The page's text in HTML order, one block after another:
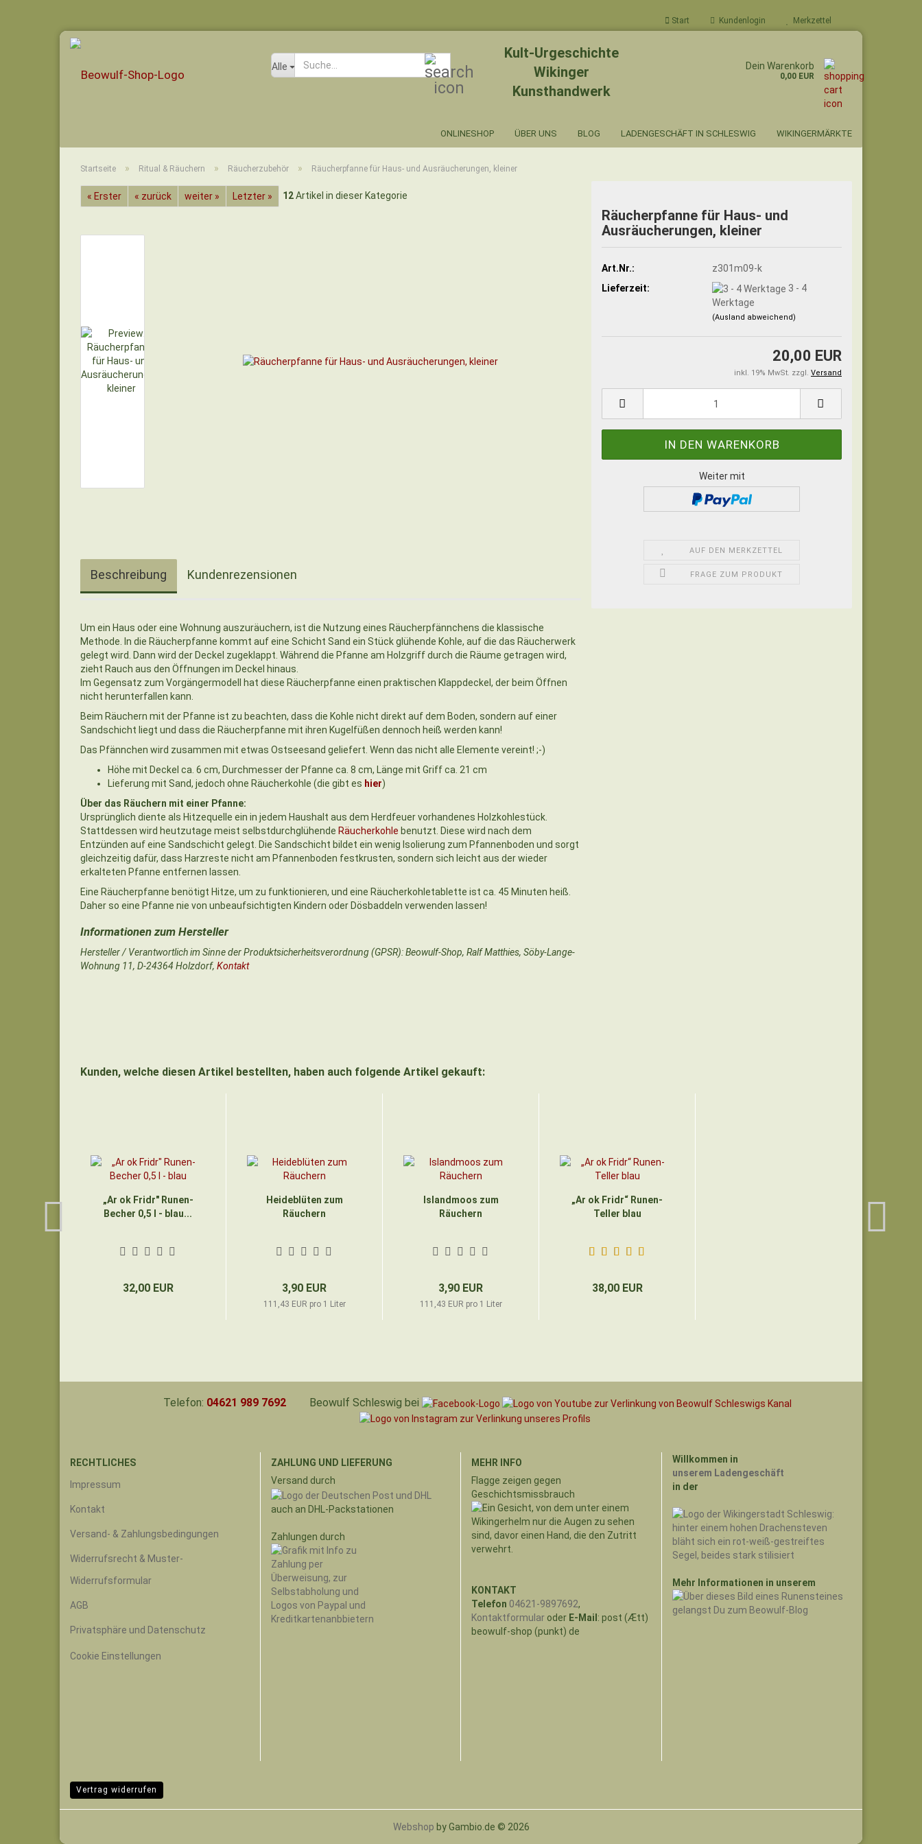
Start Kundenlogin Merkzettel
Alle
Kult-Urgeschichte
Wikinger
Kunsthandwerk
Dein Warenkorb
0,00 EUR
ONLINESHOP ÜBER UNS BLOG LADENGESCHÄFT IN SCHLESWIG WIKINGERMÄRKTE
Startseite » Ritual & Räuchern » Räucherzubehör » Räucherpfanne für Haus- und Ausräucherungen, kleiner
« Erster « zurück weiter » Letzter » 12Artikel in dieser Kategorie
Räucherpfanne für Haus- und
Ausräucherungen, kleiner
Art.Nr.:
z301m09-k
Lieferzeit:
3 - 4
Werktage
(Ausland abweichend)
20,00 EUR
inkl. 19% MwSt. zzgl. Versand
Weiter mit
AUF DEN MERKZETTEL
FRAGE ZUM PRODUKT
Beschreibung Kundenrezensionen
Um ein Haus oder eine Wohnung auszuräuchern, ist die Nutzung eines Räucherpfännchens die klassische
Methode. In die Räucherpfanne kommt auf eine Schicht Sand ein Stück glühende Kohle, auf die das Räucherwerk
gelegt wird. Dann wird der Deckel zugeklappt. Während die Pfanne am Holzgriff durch die Räume getragen wird,
zieht Rauch aus den Öffnungen im Deckel hinaus.
Im Gegensatz zum Vorgängermodell hat diese Räucherpfanne einen praktischen Klappdeckel, der beim Öffnen
nicht herunterfallen kann.
Beim Räuchern mit der Pfanne ist zu beachten, dass die Kohle nicht direkt auf dem Boden, sondern auf einer
Sandschicht liegt und dass die Räucherpfanne mit ihren Kugelfüßen dennoch heiß werden kann!
Das Pfännchen wird zusammen mit etwas Ostseesand geliefert. Wenn das nicht alle Elemente vereint! ;-)
Höhe mit Deckel ca. 6 cm, Durchmesser der Pfanne ca. 8 cm, Länge mit Griff ca. 21 cm
Lieferung mit Sand, jedoch ohne Räucherkohle (die gibt es hier)
Über das Räuchern mit einer Pfanne:
Ursprünglich diente als Hitzequelle ein in jedem Haushalt aus dem Herdfeuer vorhandenes Holzkohlestück.
Stattdessen wird heutzutage meist selbstdurchglühende Räucherkohle benutzt. Diese wird nach dem
Entzünden auf eine Sandschicht gelegt. Die Sandschicht bildet ein wenig Isolierung zum Pfannenboden und sorgt
gleichzeitig dafür, dass Harzreste nicht am Pfannenboden festkrusten, sondern sich leicht aus der wieder
erkalteten Pfanne entfernen lassen.
Eine Räucherpfanne benötigt Hitze, um zu funktionieren, und eine Räucherkohletablette ist ca. 45 Minuten heiß.
Daher so eine Pfanne nie von unbeaufsichtigten Kindern oder Dösbaddeln verwenden lassen!
Hersteller / Verantwortlich im Sinne der Produktsicherheitsverordnung (GPSR): Beowulf-Shop, Ralf Matthies, Söby-Lange-
Wohnung 11, D-24364 Holzdorf, Kontakt
Kunden, welche diesen Artikel bestellten, haben auch folgende Artikel gekauft:
„Ar ok Fridr" Runen-
Becher 0,5 l - blau...
32,00 EUR
Heideblüten zum
Räuchern
3,90 EUR
111,43 EUR pro 1 Liter
Islandmoos zum
Räuchern
3,90 EUR
111,43 EUR pro 1 Liter
„Ar ok Fridr“ Runen-
Teller blau
38,00 EUR
Telefon: 04621 989 7692 Beowulf Schleswig bei
RECHTLICHES
Impressum
Kontakt
Versand- & Zahlungsbedingungen
Widerrufsrecht & Muster-
Widerrufsformular
AGB
Privatsphäre und Datenschutz
Cookie Einstellungen
ZAHLUNG UND LIEFERUNG
Versand durch
auch an DHL-Packstationen
Zahlungen durch
MEHR INFO
Flagge zeigen gegen
Geschichtsmissbrauch
KONTAKT
Telefon 04621-9897692,
Kontaktformular oder E-Mail : post (Ætt)
beowulf-shop (punkt) de
Willkommen in
unserem Ladengeschäft
in der
Mehr Informationen in unserem
Vertrag widerrufen
Webshop by Gambio.de © 2026